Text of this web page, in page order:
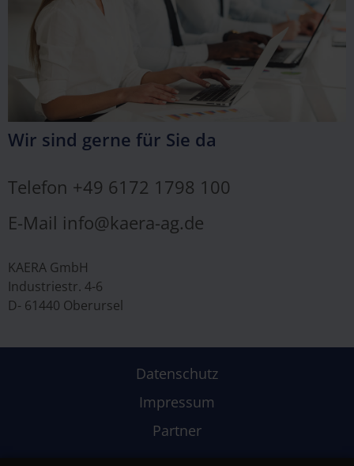
Wir sind gerne für Sie da
Telefon +49 6172 1798 100
E-Mail info@kaera-ag.de
KAERA GmbH
Industriestr. 4-6
D- 61440 Oberursel
Datenschutz
Impressum
Partner